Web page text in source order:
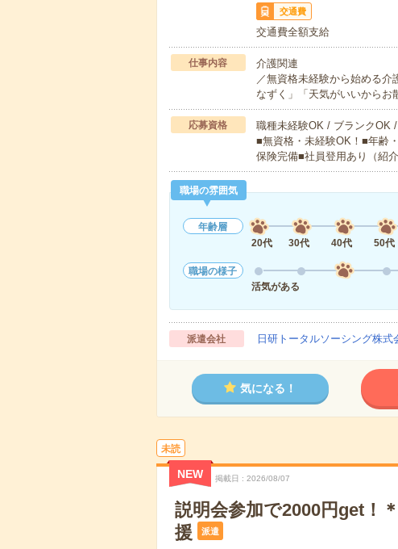
交通費
交通費全額支給
仕事内容
介護関連
／無資格未経験から始める介
なずく」「天気がいいから
応募資格
職種未経験OK / ブランクOK
■無資格・未経験OK！■年齢
保険完備■社員登用あり（紹
職場の雰囲気
年齢層
20代
30代 40代 50代
職場の様子
活気がある
派遣会社 日研トータルソーシング株
気になる！
未読
NEW 掲載日 2026/08/07
説明会参加で2000円get！
援
派遣